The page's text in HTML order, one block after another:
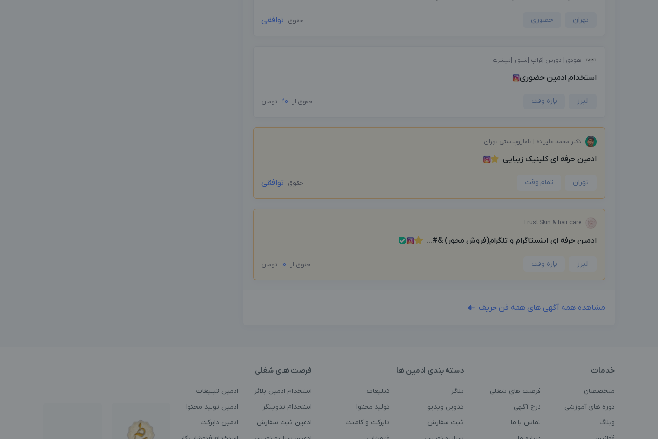
تهران حضوری حقوق توافقی
هودی | دورس |کراپ |شلوار |تیشرت
استخدام ادمین حضوری
البرز پاره وقت حقوق از 20 تومان
دکتر محمد علیزاده | بلفاروپلاستی تهران
ادمین حرفه ای کلینیک زیبایی
تهران تمام وقت حقوق توافقی
Trust Skin & hair care
ادمين حرفه اى اينستاگرام و تلگرام(فروش محور) &#...
البرز پاره وقت حقوق از 10 تومان
مشاهده همه آگهی های همه فن حریف
خدمات
متخصصان
فرصت های شغلی
دوره های آموزشی
درج آگهی
وبلاگ
تماس با ما
دسته بندی ادمین ها
بلاگر
تبلیغات
تدوین ویدیو
تولید محتوا
ثبت سفارش
دایرکت و کامنت
فرصت های شغلی
استخدام ادمین بلاگر
ادمین تبلیغات
استخدام تدوینگر
ادمین تولید محتوا
ادمین ثبت سفارش
ادمین دایرکت